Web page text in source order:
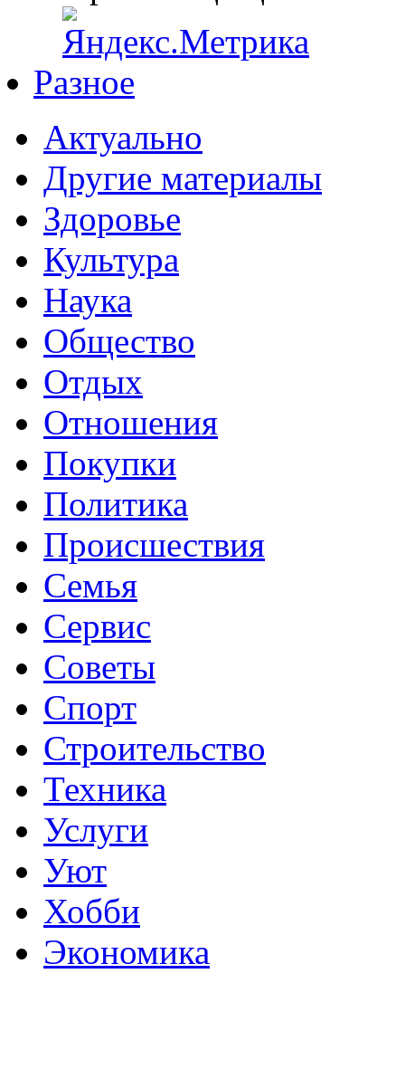
Разное
Актуально
Другие материалы
Здоровье
Культура
Наука
Общество
Отдых
Отношения
Покупки
Политика
Происшествия
Семья
Сервис
Советы
Спорт
Строительство
Техника
Услуги
Уют
Хобби
Экономика